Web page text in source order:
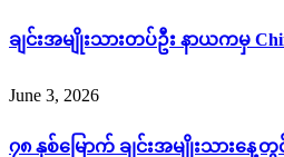
ချင်းအမျိုးသားတပ်ဦး နာယကမှ
June 3, 2026
၇၈ နှစ်မြောက် ချင်းအမျိုးသားနေ့တွ